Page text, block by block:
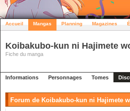
Accueil Mangas Planning Magazines
Koibakubo-kun ni Hajimete
Fiche du manga
Informations Personnages Tomes
Forum de Koibakubo-kun ni Hajimete